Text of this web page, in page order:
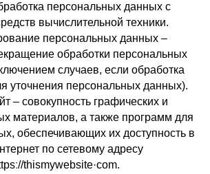
персональных данных с
вычислительной техники.
персональных данных –
обработки персональных
случаев, если обработка
уточнения персональных данных).
– совокупность графических и
материалов, а также программ для
обеспечивающих их доступность в
по сетевому адресу
thismywebsite·com.